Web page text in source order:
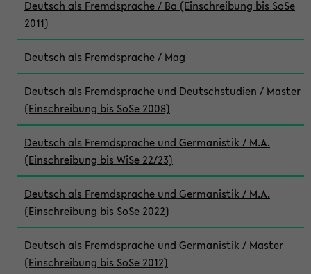
Deutsch als Fremdsprache / Ba (Einschreibung bis SoSe
2011)
Deutsch als Fremdsprache / Mag
Deutsch als Fremdsprache und Deutschstudien / Master
(Einschreibung bis SoSe 2008)
Deutsch als Fremdsprache und Germanistik / M.A.
(Einschreibung bis WiSe 22/23)
Deutsch als Fremdsprache und Germanistik / M.A.
(Einschreibung bis SoSe 2022)
Deutsch als Fremdsprache und Germanistik / Master
(Einschreibung bis SoSe 2012)